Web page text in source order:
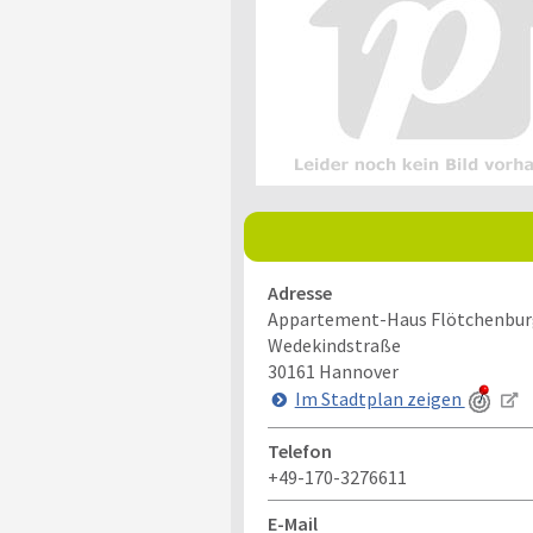
Adresse
Appartement-Haus
Wedekindstraße
30161 Hannover
Im Stadtplan zeigen
Telefon
+49-170-3276611
E-Mail